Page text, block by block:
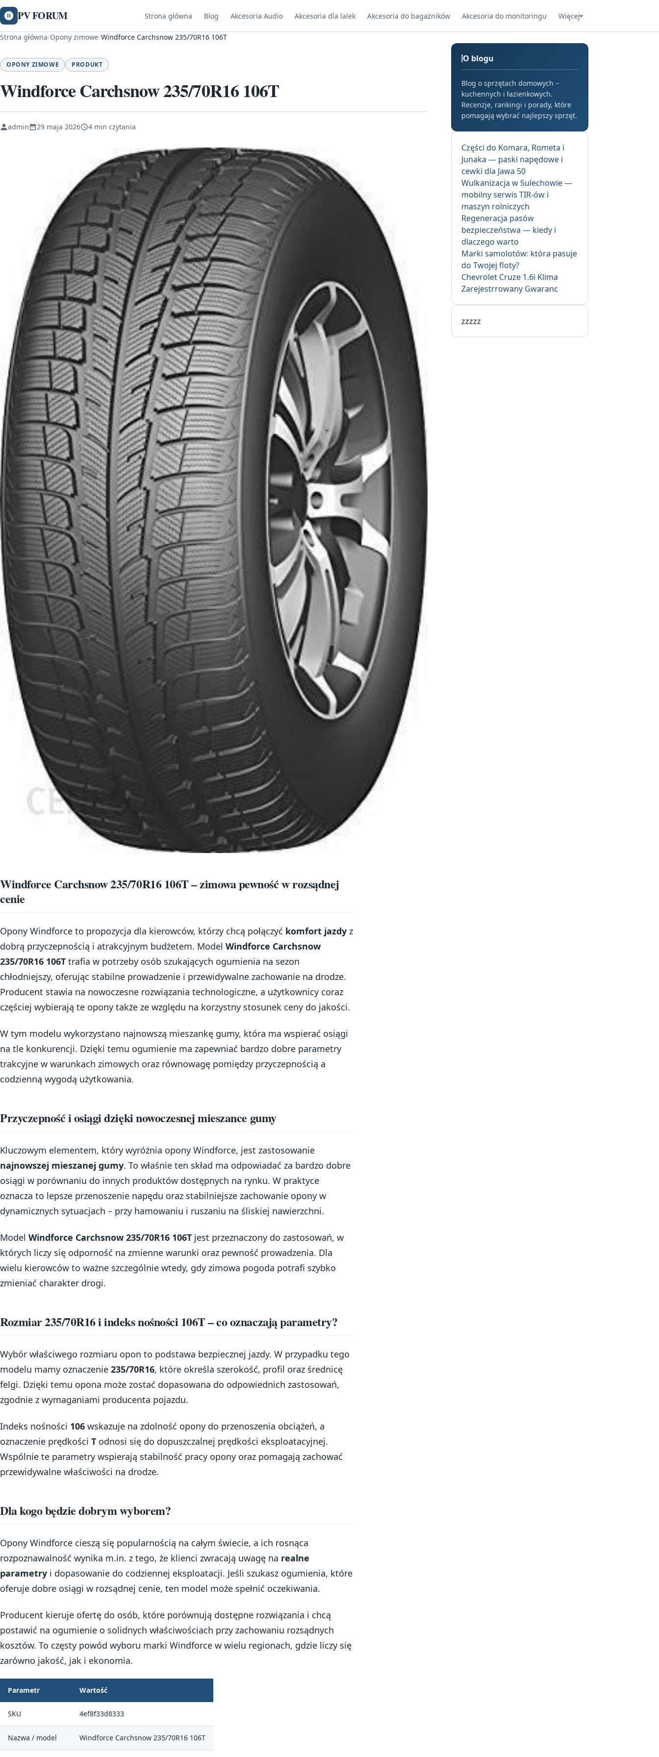
PV FORUM Strona główna Blog Akcesoria Audio Akcesoria dla lalek Akcesoria do bagażników Akcesoria do monitoringu Więcej
Strona główna/Opony zimowe/Windforce Carchsnow 235/70R16 106T
OPONY ZIMOWE PRODUKT
Windforce Carchsnow 235/70R16 106T
admin 29 maja 2026 4 min czytania
Windforce Carchsnow 235/70R16 106T – zimowa pewność w rozsądnej
cenie
Opony Windforce to propozycja dla kierowców, którzy chcą połączyć komfort jazdy z
dobrą przyczepnością i atrakcyjnym budżetem. Model Windforce Carchsnow
235/70R16 106T trafia w potrzeby osób szukających ogumienia na sezon
chłodniejszy, oferując stabilne prowadzenie i przewidywalne zachowanie na drodze.
Producent stawia na nowoczesne rozwiązania technologiczne, a użytkownicy coraz
częściej wybierają te opony także ze względu na korzystny stosunek ceny do jakości.
W tym modelu wykorzystano najnowszą mieszankę gumy, która ma wspierać osiągi
na tle konkurencji. Dzięki temu ogumienie ma zapewniać bardzo dobre parametry
trakcyjne w warunkach zimowych oraz równowagę pomiędzy przyczepnością a
codzienną wygodą użytkowania.
Przyczepność i osiągi dzięki nowoczesnej mieszance gumy
Kluczowym elementem, który wyróżnia opony Windforce, jest zastosowanie
najnowszej mieszanej gumy. To właśnie ten skład ma odpowiadać za bardzo dobre
osiągi w porównaniu do innych produktów dostępnych na rynku. W praktyce
oznacza to lepsze przenoszenie napędu oraz stabilniejsze zachowanie opony w
dynamicznych sytuacjach – przy hamowaniu i ruszaniu na śliskiej nawierzchni.
Model Windforce Carchsnow 235/70R16 106T jest przeznaczony do zastosowań, w
których liczy się odporność na zmienne warunki oraz pewność prowadzenia. Dla
wielu kierowców to ważne szczególnie wtedy, gdy zimowa pogoda potrafi szybko
zmieniać charakter drogi.
Rozmiar 235/70R16 i indeks nośności 106T – co oznaczają parametry?
Wybór właściwego rozmiaru opon to podstawa bezpiecznej jazdy. W przypadku tego
modelu mamy oznaczenie 235/70R16, które określa szerokość, profil oraz średnicę
felgi. Dzięki temu opona może zostać dopasowana do odpowiednich zastosowań,
zgodnie z wymaganiami producenta pojazdu.
Indeks nośności 106 wskazuje na zdolność opony do przenoszenia obciążeń, a
oznaczenie prędkości T odnosi się do dopuszczalnej prędkości eksploatacyjnej.
Wspólnie te parametry wspierają stabilność pracy opony oraz pomagają zachować
przewidywalne właściwości na drodze.
Dla kogo będzie dobrym wyborem?
Opony Windforce cieszą się popularnością na całym świecie, a ich rosnąca
rozpoznawalność wynika m.in. z tego, że klienci zwracają uwagę na realne
parametry i dopasowanie do codziennej eksploatacji. Jeśli szukasz ogumienia, które
oferuje dobre osiągi w rozsądnej cenie, ten model może spełnić oczekiwania.
Producent kieruje ofertę do osób, które porównują dostępne rozwiązania i chcą
postawić na ogumienie o solidnych właściwościach przy zachowaniu rozsądnych
kosztów. To częsty powód wyboru marki Windforce w wielu regionach, gdzie liczy się
zarówno jakość, jak i ekonomia.
Parametr Wartość
SKU 4ef8f33d8333
Nazwa / model Windforce Carchsnow 235/70R16 106T
O blogu
Blog o sprzętach domowych –
kuchennych i łazienkowych.
Recenzje, rankingi i porady, które
pomagają wybrać najlepszy sprzęt.
Części do Komara, Rometa i
Junaka — paski napędowe i
cewki dla Jawa 50
Wulkanizacja w Sulechowie —
mobilny serwis TIR-ów i
maszyn rolniczych
Regeneracja pasów
bezpieczeństwa — kiedy i
dlaczego warto
Marki samolotów: która pasuje
do Twojej floty?
Chevrolet Cruze 1.6i Klima
Zarejestrrowany Gwaranc
zzzzz